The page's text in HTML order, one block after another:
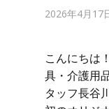
2026年4月17
こんにちは
具・介護用
タッフ長